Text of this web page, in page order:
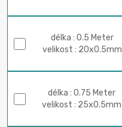
délka : 0.5 Meter
velikost : 20x0.5mm
délka : 0.75 Meter
velikost : 25x0.5mm